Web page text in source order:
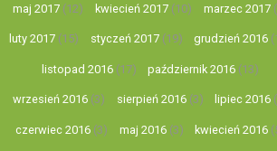
maj 2017 (12) kwiecień 2017 (10) marzec 2017
luty 2017(15) styczeń 2017(19) grudzień 2016
listopad 2016(17) październik 2016 (13)
wrzesień 2016(3) sierpień 2016(3) lipiec 2016
czerwiec 2016(3) maj 2016(3) kwiecień 2016